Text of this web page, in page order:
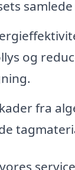
og
fra